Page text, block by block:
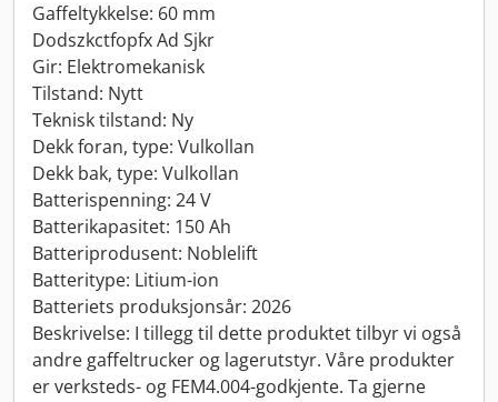
Gaffeltykkelse: 60 mm
Dodszkctfopfx Ad Sjkr
Gir: Elektromekanisk
Tilstand: Nytt
Teknisk tilstand: Ny
Dekk foran, type: Vulkollan
Dekk bak, type: Vulkollan
Batterispenning: 24 V
Batterikapasitet: 150 Ah
Batteriprodusent: Noblelift
Batteritype: Litium-ion
Batteriets produksjonsår: 2026
Beskrivelse: I tillegg til dette produktet tilbyr vi også
andre gaffeltrucker og lagerutstyr. Våre produkter
er verksteds- og FEM4.004-godkjente. Ta gjerne